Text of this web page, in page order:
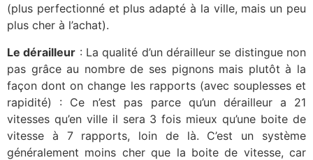
(plus perfectionné et plus adapté à la ville, mais un peu
plus cher à l’achat).
Le dérailleur : La qualité d’un dérailleur se distingue non
pas grâce au nombre de ses pignons mais plutôt à la
façon dont on change les rapports (avec souplesses et
rapidité) : Ce n’est pas parce qu’un dérailleur a 21
vitesses qu’en ville il sera 3 fois mieux qu’une boite de
vitesse à 7 rapports, loin de là. C’est un système
généralement moins cher que la boite de vitesse, car